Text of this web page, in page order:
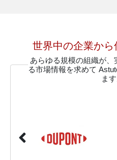
世界中の企業か
あらゆる規模の組織が、
る市場情報を求めて
ま